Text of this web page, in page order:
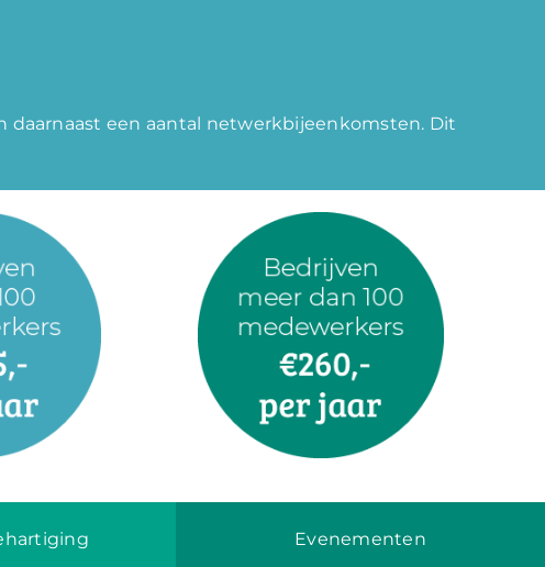
daarnaast een aantal netwerkbijeenkomsten. Dit
Evenementen